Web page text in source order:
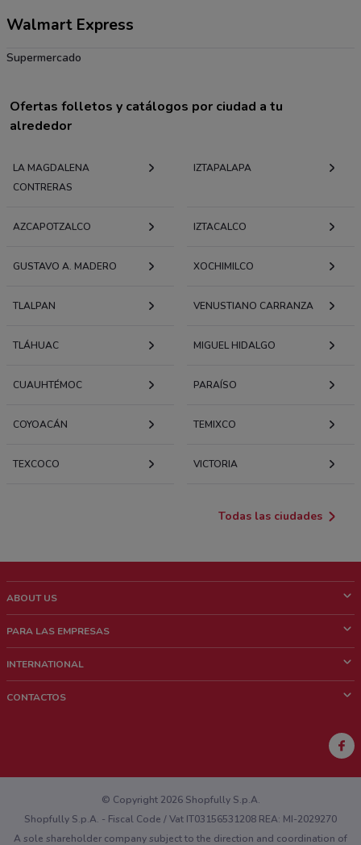
Walmart Express
Supermercado
Ofertas folletos y catálogos por ciudad a tu
alrededor
LA MAGDALENA
CONTRERAS
IZTAPALAPA
AZCAPOTZALCO IZTACALCO
GUSTAVO A. MADERO XOCHIMILCO
TLALPAN VENUSTIANO CARRANZA
TLÁHUAC MIGUEL HIDALGO
CUAUHTÉMOC PARAÍSO
COYOACÁN TEMIXCO
TEXCOCO VICTORIA
Todas las ciudades
ABOUT US
¿Quiénes Somos?
Trabaja con nosotros
PARA LAS EMPRESAS
Contacto comercial
INTERNATIONAL
CONTACTOS
¿Encontraste un problema en la web o en la aplicación?
© Copyright 2026 Shopfully S.p.A.
Shopfully S.p.A. - Fiscal Code / Vat IT03156531208 REA: MI-2029270
A sole shareholder company subject to the direction and coordination of